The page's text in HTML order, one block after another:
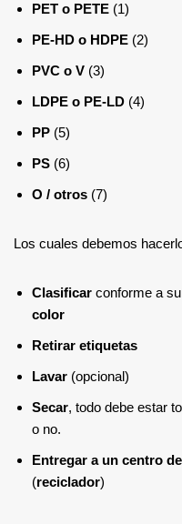
PET o PETE (1)
PE-HD o HDPE (2)
PVC o V (3)
LDPE o PE-LD (4)
PP (5)
PS (6)
O / otros (7)
Los cuales debemos
Clasificar conforme a su
color
Retirar etiquetas
Lavar (opcional)
Secar, todo debe estar
o no.
Entregar a un centro
(reciclador)